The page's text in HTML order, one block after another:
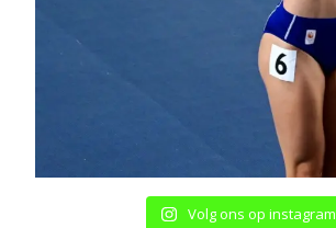
Volg ons op instagram